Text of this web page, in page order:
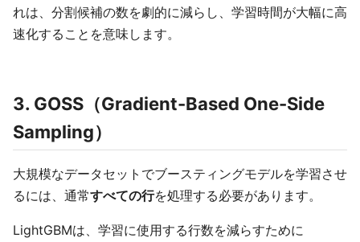
れは、分割候補の数を劇的に減らし、学習時間が大幅に高
速化することを意味します。
3. GOSS（Gradient-Based One-Side
Sampling）
大規模なデータセットでブースティングモデルを学習させ
るには、通常すべての行を処理する必要があります。
LightGBMは、学習に使用する行数を減らすために